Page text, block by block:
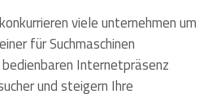
viele unternehmen um
für Suchmaschinen
Internetpräsenz
und steigern Ihre